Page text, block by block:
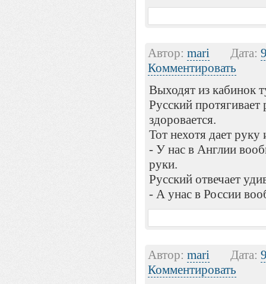
Автор: mari Дата:
Комментировать
Выходят из кабинок
Русский
здоровается.
Тот нехотя дает руку
- У нас в Англии
руки.
Русский отвечает
- А унас в России
Автор: mari Дата:
Комментировать